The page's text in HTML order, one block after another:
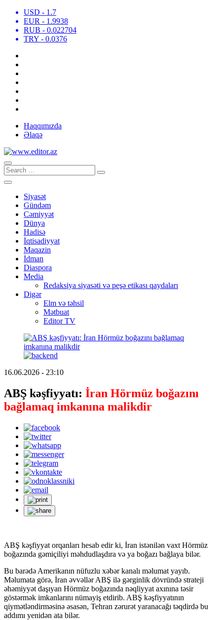
USD - 1.7
EUR - 1.9938
RUB - 0.022704
TRY - 0.0376
Haqqımızda
Əlaqə
Siyasət
Gündəm
Cəmiyyət
Dünya
Hadisə
İqtisadiyyat
Maqazin
İdman
Diaspora
Media
Redaksiya siyasəti və peşə etikası qaydaları
Digər
Elm və təhsil
Mətbuat
Editor TV
16.06.2026 - 23:10
ABŞ kəşfiyyatı: İran Hörmüz boğazını
bağlamaq imkanına malikdir
ABŞ kəşfiyyat orqanları hesab edir ki, İran istənilən vaxt Hörmüz
boğazında gəmiçiliyi məhdudlaşdıra və ya boğazı bağlaya bilər.
Bu barədə Amerikanın nüfuzlu xəbər kanalı məlumat yayıb.
Məlumata görə, İran əvvəllər ABŞ ilə gərginlik dövründə strateji
əhəmiyyət daşıyan Hörmüz boğazında nəqliyyat axınına təsir
göstərmək imkanlarını nümayiş etdirib. ABŞ kəşfiyyatının
qiymətləndirməsinə əsasən, Tehran zərurət yaranacağı təqdirdə bu
addımı yenidən ata bilər.